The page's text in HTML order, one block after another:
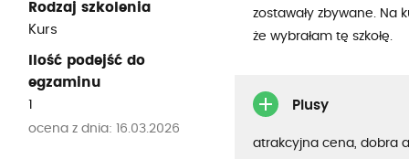
Rodzaj szkolenia
Kurs
Ilość podejść do
egzaminu
1
ocena z dnia: 16.03.2026
zostawały zbywane. Na
że wybrałam tę szkołę.
Plusy
atrakcyjna cena, dobra